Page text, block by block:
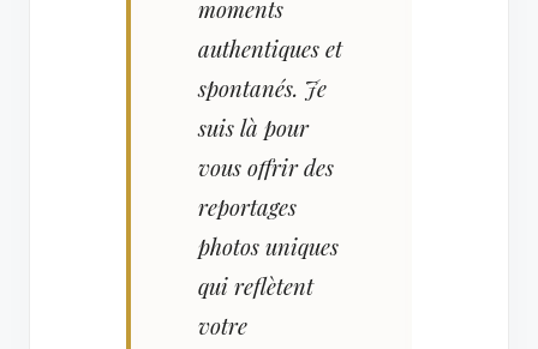
moments
authentiques et
spontanés. Je
suis là pour
vous offrir des
reportages
photos uniques
qui reflètent
votre